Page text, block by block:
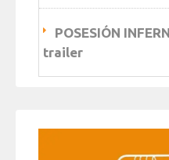
POSESIÓN
trailer